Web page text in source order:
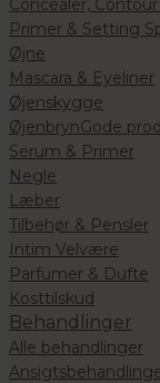
Concealer,
Primer & Setting
Øjne
Mascara & Eyeliner
Øjenskygge
ØjenbrynGode
Serum & Primer
Negle
Læber
Tilbehør & Pensler
Intim Velvære
Parfumer & Dufte
Kosttilskud
Behandlinger
Alle behandlinger